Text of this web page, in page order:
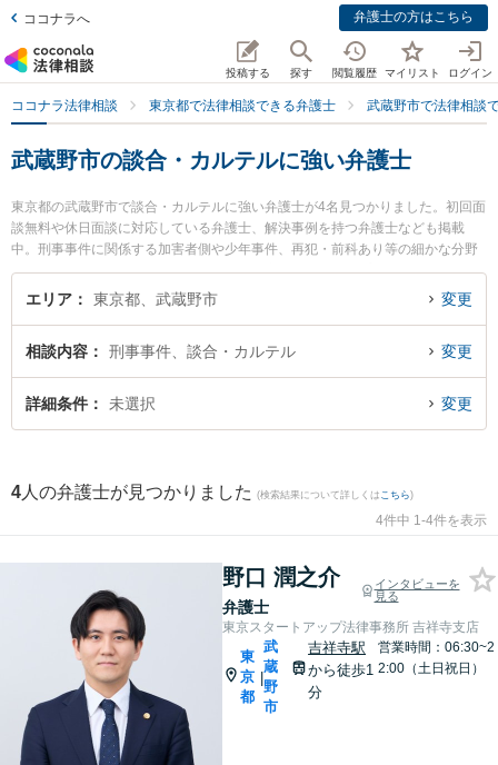
ココナラへ 弁護士の方はこちら
投稿する 探す 閲覧履歴 マイリスト ログイン
ココナラ法律相談 東京都で法律相談できる弁護士 武蔵野市で法律相談
武蔵野市の談合・カルテルに強い弁護士
東京都の武蔵野市で談合・カルテルに強い弁護士が4名見つかりました。初回面
談無料や休日面談に対応している弁護士、解決事例を持つ弁護士なども掲載
中。刑事事件に関係する加害者側や少年事件、再犯・前科あり等の細かな分野
での絞り込み検索もでき便利です。特に東京スタートアップ法律事務所 吉祥寺
支店の野口 潤之介弁護士やむさしのきずな法律事務所の舩間 大樹弁護士、清水
を今すぐに弁護士に相談したい』『談合・カルテルのトラブル解決の実績豊富
な近くの弁護士を検索したい』『初回相談無料で談合・カルテルを法律相談で
きる武蔵野市内の弁護士に相談予約したい』などでお困りの相談者さんにおす
エリア 東京都、武蔵野市 変更
相談内容 刑事事件、談合・カルテル 変更
詳細条件 未選択 変更
4 人の弁護士が見つかりました (検索結果について詳しくは こちら)
4件中 1-4件を表示
野口 潤之介
弁護士
インタビューを
見る
東京スタートアップ法律事務所 吉祥寺支店
東
京
都
|
武
蔵
野
市
吉祥寺駅
から徒歩1
分
営業時間：06:30~2
2:00（土日祝日）